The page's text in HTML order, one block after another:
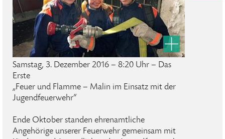
Samstag, 3. Dezember 2016 – 8:20 Uhr – Das
Erste
„Feuer und Flamme – Malin im Einsatz mit der
Jugendfeuerwehr“
Ende Oktober standen ehrenamtliche
Angehörige unserer Feuerwehr gemeinsam mit